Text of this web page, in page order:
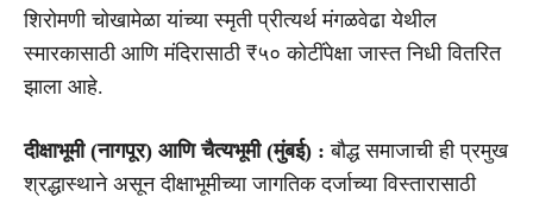
शिरोमणी चोखामेळा यांच्या स्मृती प्रीत्यर्थ मंगळवेढा येथील
स्मारकासाठी आणि मंदिरासाठी ₹५० कोटींपेक्षा जास्त निधी वितरित
झाला आहे.
दीक्षाभूमी (नागपूर) आणि चैत्यभूमी (मुंबई) : बौद्ध समाजाची ही प्रमुख
श्रद्धास्थाने असून दीक्षाभूमीच्या जागतिक दर्जाच्या विस्तारासाठी